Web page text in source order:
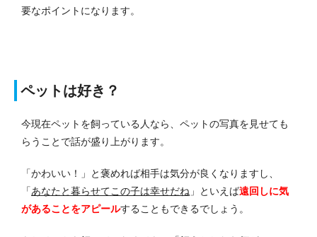
要なポイントになります。
ペットは好き？
今現在ペットを飼っている人なら、ペットの写真を見せても
らうことで話が盛り上がります。
「かわいい！」と褒めれば相手は気分が良くなりますし、
「あなたと暮らせてこの子は幸せだね 」といえば遠回しに気
があることをアピールすることもできるでしょう。